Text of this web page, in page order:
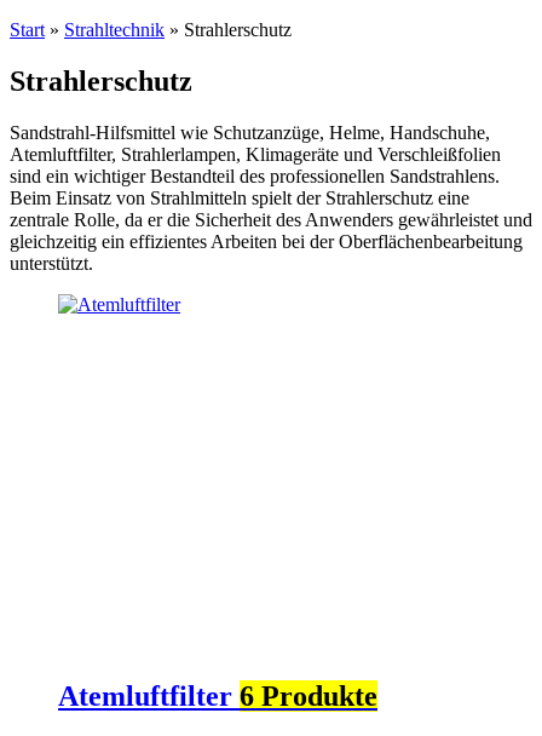
Start » Strahltechnik » Strahlerschutz
Strahlerschutz
Sandstrahl-Hilfsmittel wie Schutzanzüge, Helme, Handschuhe,
Atemluftfilter, Strahlerlampen, Klimageräte und Verschleißfolien
sind ein wichtiger Bestandteil des professionellen Sandstrahlens.
Beim Einsatz von Strahlmitteln spielt der Strahlerschutz eine
zentrale Rolle, da er die Sicherheit des Anwenders gewährleistet und
gleichzeitig ein effizientes Arbeiten bei der Oberflächenbearbeitung
unterstützt.
Atemluftfilter 6 Produkte